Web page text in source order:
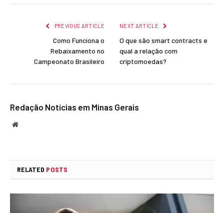
PREVIOUS ARTICLE
Como Funciona o
Rebaixamento no
Campeonato Brasileiro
NEXT ARTICLE
O que são smart contracts e
qual a relação com
criptomoedas?
Redação Notícias em Minas Gerais
Website
RELATED POSTS